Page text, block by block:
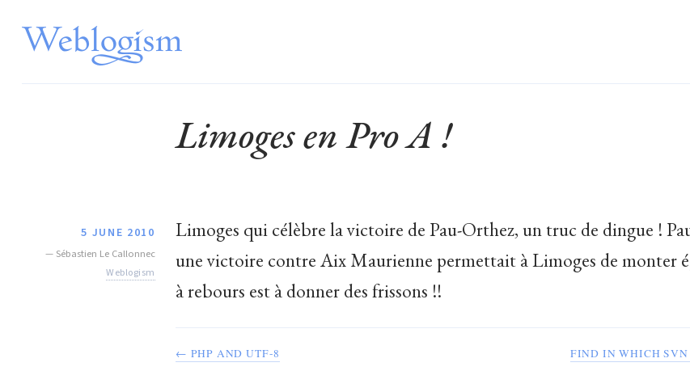
Limoges en Pro A !
5 JUNE 2010
— Sébastien Le Callonnec
Weblogism
Limoges qui célèbre la victoire de Pau-Orthez, un truc de dingue !
une victoire contre Aix Maurienne permettait à Limoges de monter
à rebours est à donner des frissons !!
← PHP AND UTF-8 FIND IN WHICH